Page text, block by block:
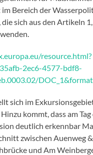
Bereich der
sich aus den Artikeln
resource.html?
2ec6-4577-bdf8-
sich im
kommt, dass am Tag
deutlich erkennbar
zwischen Auenweg &
und Am